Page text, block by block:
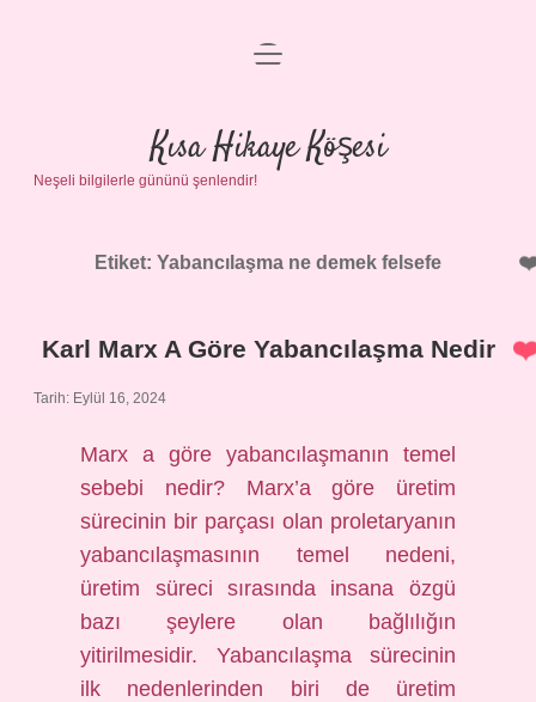
Anasayfa
Gizlilik Politikası
Yasal Uyarı
menüyü
Kısa Hikaye Köşesi
Neşeli bilgilerle gününü şenlendir!
Etiket: Yabancılaşma ne demek felsefe
Karl Marx A Göre Yabancılaşma Nedir
Tarih: Eylül 16, 2024
Marx a göre yabancılaşmanın temel
sebebi nedir? Marx’a göre üretim
sürecinin bir parçası olan proletaryanın
yabancılaşmasının temel nedeni,
üretim süreci sırasında insana özgü
bazı şeylere olan bağlılığın
yitirilmesidir. Yabancılaşma sürecinin
ilk nedenlerinden biri de üretim